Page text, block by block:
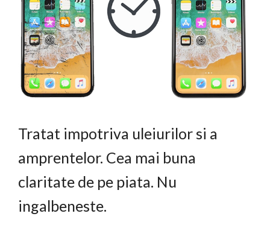
Tratat impotriva uleiurilor si a
amprentelor. Cea mai buna
claritate de pe piata. Nu
ingalbeneste.